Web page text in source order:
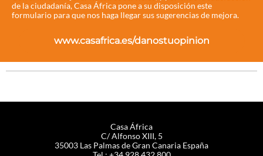
de la ciudadanía, Casa África pone a su disposición este
formulario para que nos haga llegar sus sugerencias de mejora.
www.casafrica.es/danostuopinion
Casa África
C/ Alfonso XIII, 5
35003 Las Palmas de Gran Canaria España